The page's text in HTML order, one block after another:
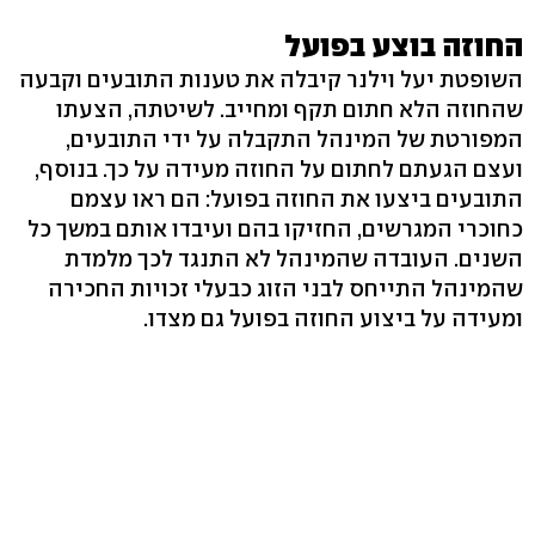
החוזה בוצע בפועל
השופטת יעל וילנר קיבלה את טענות התובעים וקבעה
שהחוזה הלא חתום תקף ומחייב. לשיטתה, הצעתו
המפורטת של המינהל התקבלה על ידי התובעים,
ועצם הגעתם לחתום על החוזה מעידה על כך. בנוסף,
התובעים ביצעו את החוזה בפועל: הם ראו עצמם
כחוכרי המגרשים, החזיקו בהם ועיבדו אותם במשך כל
השנים. העובדה שהמינהל לא התנגד לכך מלמדת
שהמינהל התייחס לבני הזוג כבעלי זכויות החכירה
ומעידה על ביצוע החוזה בפועל גם מצדו.